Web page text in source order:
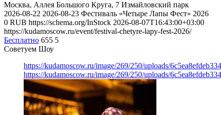
Москва, Аллея Большого Круга, 7 Измайловский парк
2026-08-22 2026-08-23 Фестиваль «Четыре Лапы Фест» 2026
0 RUB https://schema.org/InStock 2026-08-07T16:43:00+03:00
https://kudamoscow.ru/event/festival-chetyre-lapy-fest-2026/
Бесплатно 655 5
Советуем Шоу
https://kudamoscow.ru/image/269/250/uploads/
https://kudamoscow.ru/image/269/250/uploads/